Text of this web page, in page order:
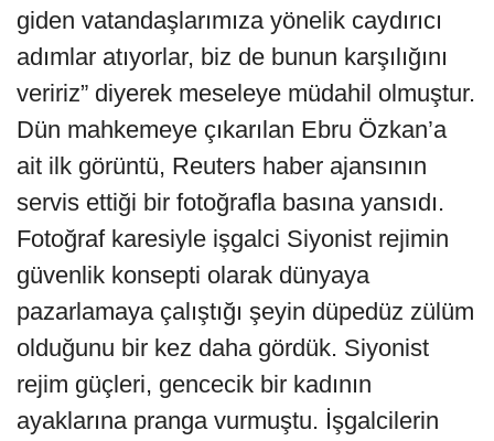
giden vatandaşlarımıza yönelik caydırıcı
adımlar atıyorlar, biz de bunun karşılığını
veririz” diyerek meseleye müdahil olmuştur.
Dün mahkemeye çıkarılan Ebru Özkan’a
ait ilk görüntü, Reuters haber ajansının
servis ettiği bir fotoğrafla basına yansıdı.
Fotoğraf karesiyle işgalci Siyonist rejimin
güvenlik konsepti olarak dünyaya
pazarlamaya çalıştığı şeyin düpedüz zülüm
olduğunu bir kez daha gördük. Siyonist
rejim güçleri, gencecik bir kadının
ayaklarına pranga vurmuştu. İşgalcilerin